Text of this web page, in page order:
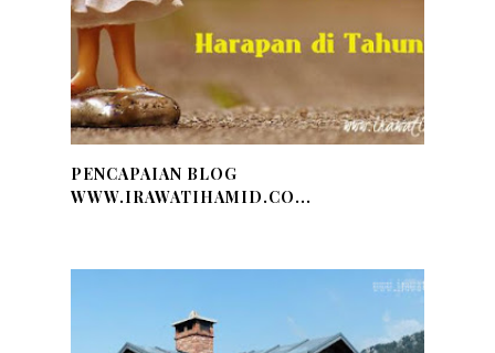
PENCAPAIAN BLOG
WWW.IRAWATIHAMID.CO...